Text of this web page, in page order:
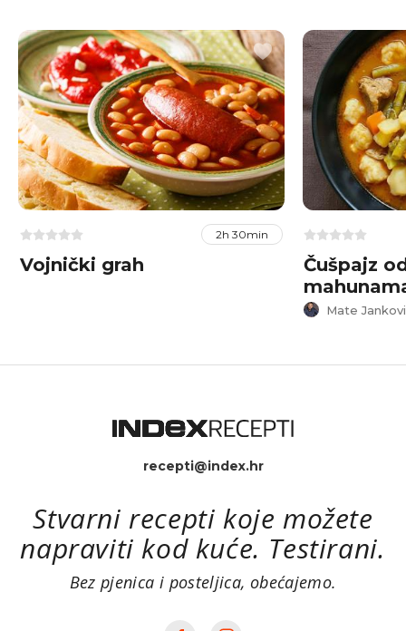
2h 30min
Vojnički grah
Čušpajz
Mate
recepti@index.hr
Stvarni recepti koje možete
napraviti kod kuće. Testirani.
Bez pjenica i posteljica, obećajemo.